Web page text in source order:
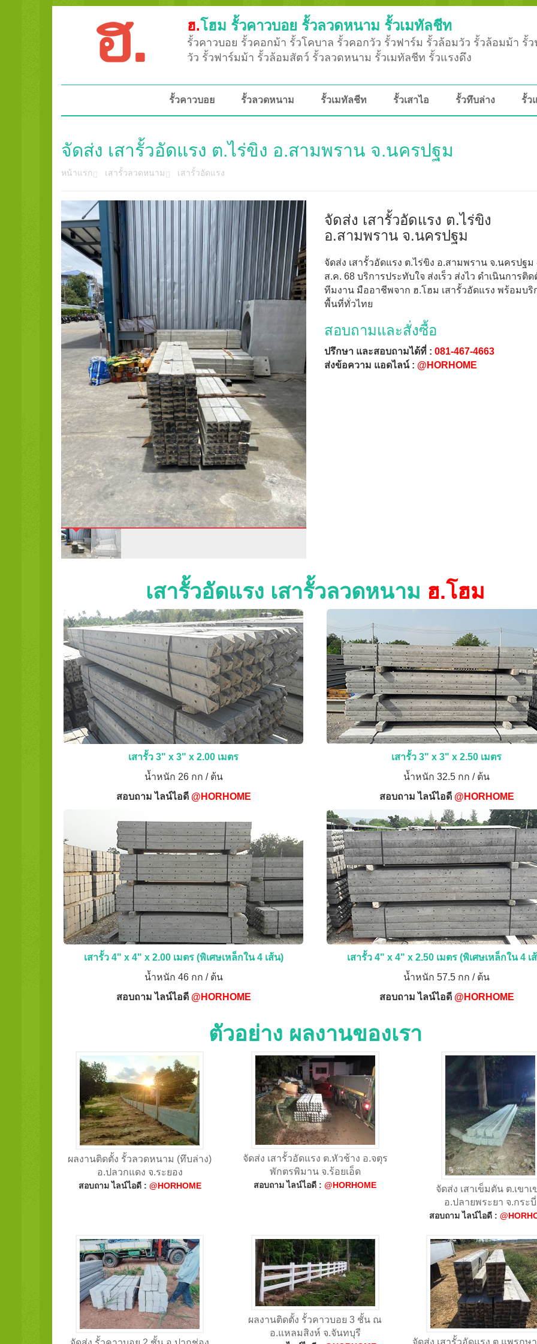
ฮ.โฮม รั้วคาวบอย รั้วลวดหนาม รั้วเมทัลชีท
รั้วคาวบอย รั้วคอกม้า รั้วโคบาล รั้วคอกวัว รั้วฟาร์ม รั้วล้อมวัว รั้วล้อมม้า รั้
วัว รั้วฟาร์มม้า รั้วล้อมสัตว์ รั้วลวดหนาม รั้วเมทัลชีท รั้วแรงดึง
รั้วคาวบอย รั้วลวดหนาม รั้วเมทัลชีท รั้วเสาไอ รั้วทึบล่าง รั้ว
จัดส่ง เสารั้วอัดแรง ต.ไร่ขิง อ.สามพราน จ.นครปฐม
หน้าแรก เสารั้วลวดหนาม เสารั้วอัดแรง
จัดส่ง เสารั้วอัดแรง ต.ไร่ขิง
อ.สามพราน จ.นครปฐม
จัดส่ง เสารั้วอัดแรง ต.ไร่ขิง อ.สามพราน จ.นครปฐม
ส.ค. 68 บริการประทับใจ ส่งเร็ว ส่งไว ดำเนินการติด
ทีมงาน มืออาชีพจาก ฮ.โฮม เสารั้วอัดแรง พร้อมบริ
พื้นที่ทั่วไทย
สอบถามและสั่งซื้อ
ปรึกษา และสอบถามได้ที่ : 081-467-4663
ส่งข้อความ แอดไลน์ : @HORHOME
เสารั้วอัดแรง เสารั้วลวดหนาม ฮ.โฮม
เสารั้ว 3" x 3" x 2.00 เมตร
น้ำหนัก 26 กก / ต้น
สอบถาม ไลน์ไอดี @HORHOME
เสารั้ว 3" x 3" x 2.50 เมตร
น้ำหนัก 32.5 กก / ต้น
สอบถาม ไลน์ไอดี @HORHOME
เสารั้ว 4" x 4" x 2.00 เมตร (พิเศษเหล็กใน 4 เส้น)
น้ำหนัก 46 กก / ต้น
สอบถาม ไลน์ไอดี @HORHOME
เสารั้ว 4" x 4" x 2.50 เมตร (พิเศษเหล็กใน 4 เ
น้ำหนัก 57.5 กก / ต้น
สอบถาม ไลน์ไอดี @HORHOME
ตัวอย่าง ผลงานของเรา
ผลงานติดตั้ง รั้วลวดหนาม (ทึบล่าง)
อ.ปลวกแดง จ.ระยอง
สอบถาม ไลน์ไอดี : @HORHOME
จัดส่ง เสารั้วอัดแรง ต.หัวช้าง อ.จตุร
พักตรพิมาน จ.ร้อยเอ็ด
สอบถาม ไลน์ไอดี :@HORHOME
จัดส่ง เสาเข็มตัน ต.เขาเ
อ.ปลายพระยา จ.กระบี่
สอบถาม ไลน์ไอดี :
ผลงานติดตั้ง รั้วคาวบอย 3 ชั้น ณ
อ.แหลมสิงห์ จ.จันทบุรี
จัดส่ง เสารั้วอัดแรง ต.แพรกษ